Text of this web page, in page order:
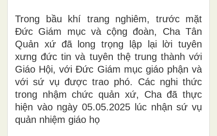
Trong bầu khí trang nghiêm, trước mặt
Đức Giám mục và cộng đoàn, Cha Tân
Quản xứ đã long trọng lập lại lời tuyên
xưng đức tin và tuyên thệ trung thành với
Giáo Hội, với Đức Giám mục giáo phận và
với sứ vụ được trao phó. Các nghi thức
trong nhậm chức quản xứ, Cha đã thực
hiện vào ngày 05.05.2025 lúc nhận sứ vụ
quản nhiệm giáo họ